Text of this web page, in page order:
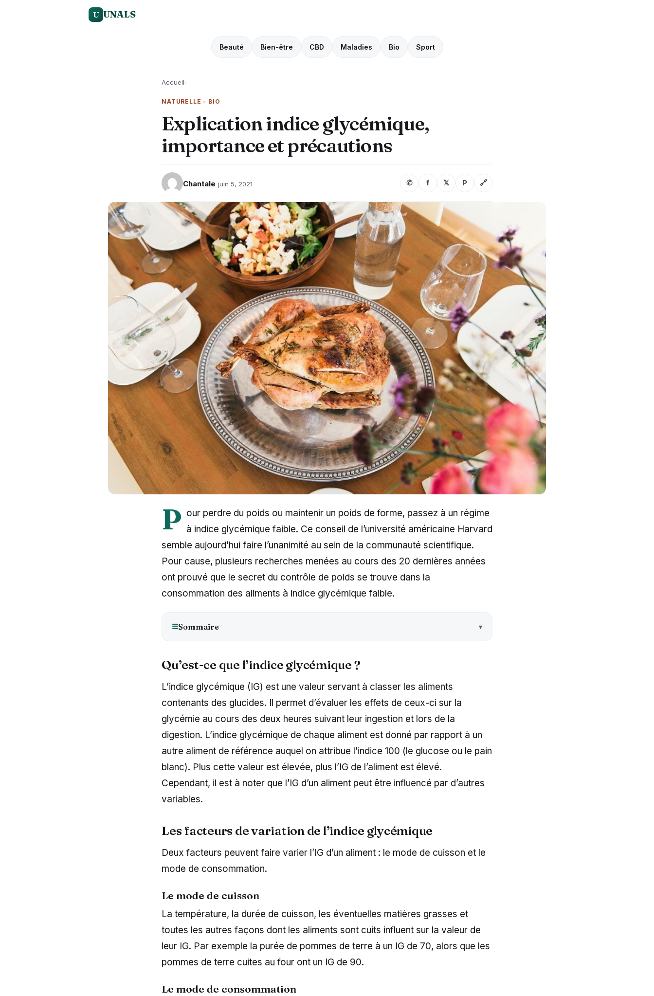
U UNALS
Beauté Bien-être CBD Maladies Bio Sport
Accueil›
NATURELLE - BIO
Explication indice glycémique,
importance et précautions
Chantale juin 5, 2021 ✆ f 𝕏 P 🔗
P our perdre du poids ou maintenir un poids de forme, passez à un régime
à indice glycémique faible. Ce conseil de l’université américaine Harvard
semble aujourd’hui faire l’unanimité au sein de la communauté scientifique.
Pour cause, plusieurs recherches menées au cours des 20 dernières années
ont prouvé que le secret du contrôle de poids se trouve dans la
consommation des aliments à indice glycémique faible.
☰Sommaire
Qu’est-ce que l’indice glycémique ?
L’indice glycémique (IG) est une valeur servant à classer les aliments
contenants des glucides. Il permet d’évaluer les effets de ceux-ci sur la
glycémie au cours des deux heures suivant leur ingestion et lors de la
digestion. L’indice glycémique de chaque aliment est donné par rapport à un
autre aliment de référence auquel on attribue l’indice 100 (le glucose ou le pain
blanc). Plus cette valeur est élevée, plus l’IG de l’aliment est élevé.
Cependant, il est à noter que l’IG d’un aliment peut être influencé par d’autres
variables.
Les facteurs de variation de l’indice glycémique
Deux facteurs peuvent faire varier l’IG d’un aliment : le mode de cuisson et le
mode de consommation.
Le mode de cuisson
La température, la durée de cuisson, les éventuelles matières grasses et
toutes les autres façons dont les aliments sont cuits influent sur la valeur de
leur IG. Par exemple la purée de pommes de terre à un IG de 70, alors que les
pommes de terre cuites au four ont un IG de 90.
Le mode de consommation